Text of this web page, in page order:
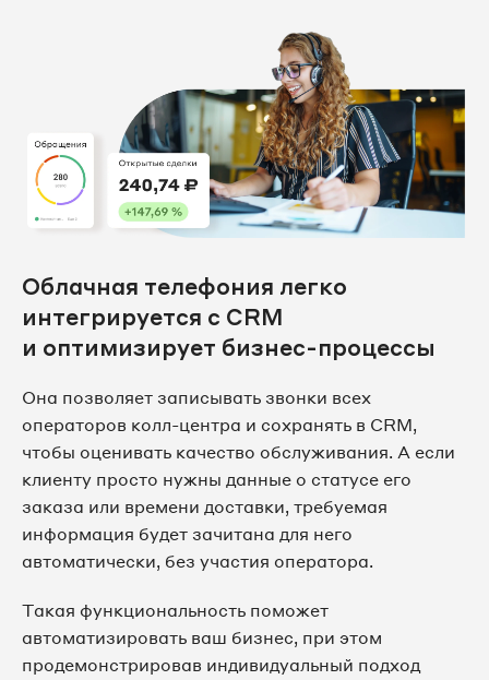
Облачная телефония легко
интегрируется с CRM
и оптимизирует бизнес-процессы
Она позволяет записывать звонки всех
операторов колл-центра и сохранять в CRM,
чтобы оценивать качество обслуживания. А если
клиенту просто нужны данные о статусе его
заказа или времени доставки, требуемая
информация будет зачитана для него
автоматически, без участия оператора.
Такая функциональность поможет
автоматизировать ваш бизнес, при этом
продемонстрировав индивидуальный подход